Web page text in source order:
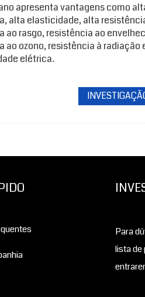
apresenta vantagens como
alta elasticidade, alta
ao rasgo, resistência ao
ao ozono, resistência à radiação
elétrica.
Para
lista de